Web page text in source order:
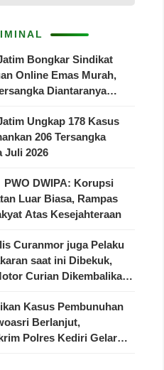
Bongkar Sindikat
Online Emas Murah,
Diantaranya
Ungkap 178 Kasus
206 Tersangka
Juli 2026
DWIPA: Korupsi
Luar Biasa, Rampas
Atas Kesejahteraan
Curanmor juga Pelaku
saat ini Dibekuk,
Curian Dikembalikan
Kasus Pembunuhan
Berlanjut,
Polres Kediri Gelar